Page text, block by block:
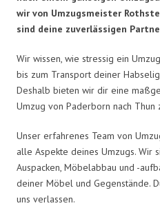
wir von Umzugsmeister
sind deine zuverlässigen
Wir wissen, wie stressig ein
bis zum Transport deiner
Deshalb bieten wir dir eine
Umzug von Paderborn nach Thun
Unser erfahrenes Team von
alle Aspekte deines Umzugs. Wir
Auspacken, Möbelabbau und -
deiner Möbel und Gegenstände.
uns verlassen.